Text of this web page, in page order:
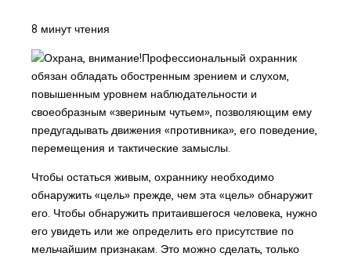
8 минут чтения
Профессиональный охранник
обязан обладать обостренным зрением и слухом,
повышенным уровнем наблюдательности и
своеобразным «звериным чутьем», позволяющим ему
предугадывать движения «противника», его поведение,
перемещения и тактические замыслы.
Чтобы остаться живым, охраннику необходимо
обнаружить «цель» прежде, чем эта «цель» обнаружит
его. Чтобы обнаружить притаившегося человека, нужно
его увидеть или же определить его присутствие по
мельчайшим признакам. Это можно сделать, только